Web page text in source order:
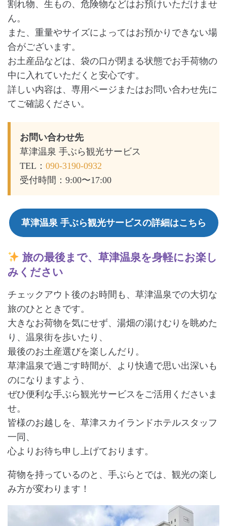
割れ物、生もの、危険物などはお預けいただけませ
ん。
また、重量やサイズによってはお預かりできない場
合がございます。
お土産品などは、袋の口が閉まる状態でお手荷物の
中に入れていただくと安心です。
詳しい内容は、専用ページまたはお問い合わせ先に
てご確認ください。
お問い合わせ先
草津温泉 手ぶら観光サービス
TEL： 090-3190-0932
受付時間：9:00〜17:00
草津温泉 手ぶら観光サービスの詳細はこちら
旅の最後まで、草津温泉を身軽にお楽し
みください
チェックアウト後のお時間も、草津温泉での大切な
旅のひとときです。
大きなお荷物を気にせず、湯畑の湯けむりを眺めた
り、温泉街を歩いたり、
最後のお土産選びを楽しんだり。
草津温泉で過ごす時間が、より快適で思い出深いも
のになりますよう、
ぜひ便利な手ぶら観光サービスをご活用くださいま
せ。
皆様のお越しを、草津スカイランドホテルスタッフ
一同、
心よりお待ち申し上げております。
荷物を持っているのと、手ぶらとでは、観光の楽し
み方が変わります！